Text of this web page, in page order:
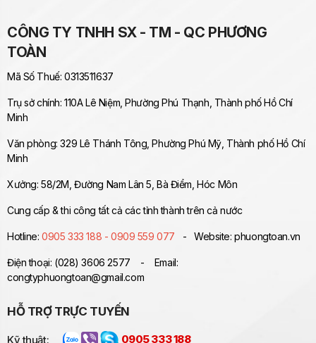
CÔNG TY TNHH SX - TM - QC PHƯƠNG
TOÀN
Mã Số Thuế: 0313511637
Trụ sở chính: 110A Lê Niệm, Phường Phú Thạnh, Thành phố Hồ Chí
Minh
Văn phòng: 329 Lê Thánh Tông, Phường Phú Mỹ, Thành phố Hồ Chí
Minh
Xưởng: 58/2M, Đường Nam Lân 5, Bà Điểm, Hóc Môn
Cung cấp & thi công tất cả các tỉnh thành trên cả nước
Hotline:0905 333 188 - 0909 559 077 - Website: phuongtoan.vn
Điện thoại: (028) 3606 2577 - Email:
congtyphuongtoan@gmail.com
HỖ TRỢ TRỰC TUYẾN
Kỹ thuật: 0905 333 188